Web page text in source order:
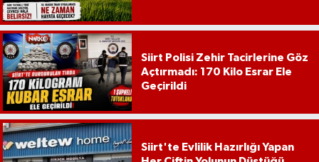
Siirt Polisi Zehir Tacirlerine Göz
Açtırmadı: 170 Kilo Esrar Ele
Geçirildi
Siirt'te Evlilik Hazırlığı Yapan